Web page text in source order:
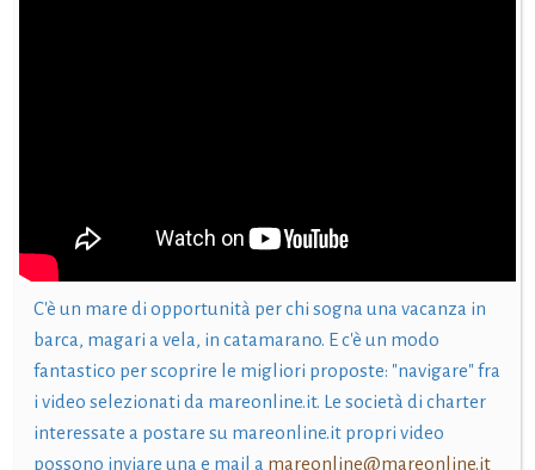
C'è un mare di opportunità per chi sogna una vacanza in
barca, magari a vela, in catamarano. E c'è un modo
fantastico per scoprire le migliori proposte: "navigare" fra
i video selezionati da mareonline.it. Le società di charter
interessate a postare su mareonline.it propri video
possono inviare una e mail a mareonline@mareonline.it